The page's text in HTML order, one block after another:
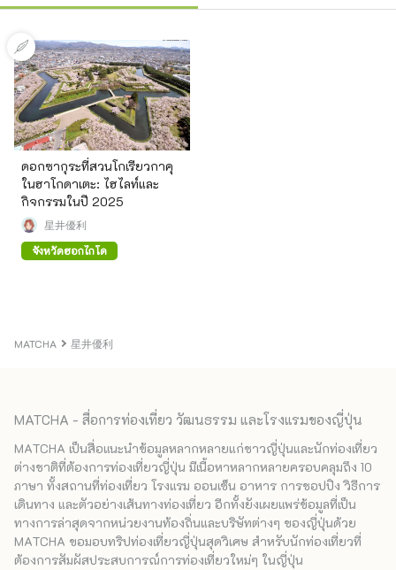
MATCHA 星井優利
ดอกซากุระที่สวนโกเรียวกาคุ
ในฮาโกดาเตะ: ไฮไลท์และ
กิจกรรมในปี 2025
星井優利
จังหวัดฮอกไกโด
MATCHA - สื่อการท่องเที่ยว วัฒนธรรม และโรงแรมของญี่ปุ่น
MATCHA เป็นสื่อแนะนำข้อมูลหลากหลายแก่ชาวญี่ปุ่นและนักท่องเที่ยว
ต่างชาติที่ต้องการท่องเที่ยวญี่ปุ่น มีเนื้อหาหลากหลายครอบคลุมถึง 10
ภาษา ทั้งสถานที่ท่องเที่ยว โรงแรม ออนเซ็น อาหาร การชอปปิง วิธีการ
เดินทาง และตัวอย่างเส้นทางท่องเที่ยว อีกทั้งยังเผยแพร่ข้อมูลที่เป็น
ทางการล่าสุดจากหน่วยงานท้องถิ่นและบริษัทต่างๆ ของญี่ปุ่นด้วย
MATCHA ขอมอบทริปท่องเที่ยวญี่ปุ่นสุดวิเศษ สำหรับนักท่องเที่ยวที่
ต้องการสัมผัสประสบการณ์การท่องเที่ยวใหม่ๆ ในญี่ปุ่น